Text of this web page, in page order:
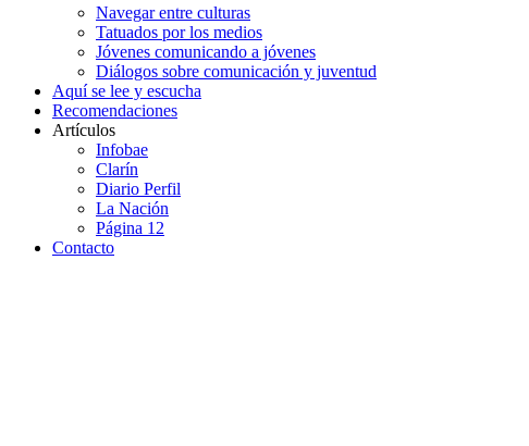
Navegar entre culturas
Tatuados por los medios
Jóvenes comunicando a jóvenes
Diálogos sobre comunicación y juventud
Aquí se lee y escucha
Recomendaciones
Artículos
Infobae
Clarín
Diario Perfil
La Nación
Página 12
Contacto